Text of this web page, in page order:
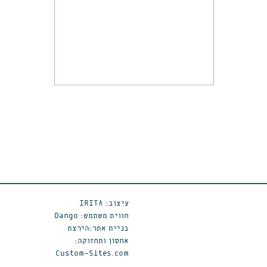
עיצוב: IRITA
חווית משתמש: Dango
בניית אתר:הירצת
אחסון ותחזוקה:
Custom-Sites.com